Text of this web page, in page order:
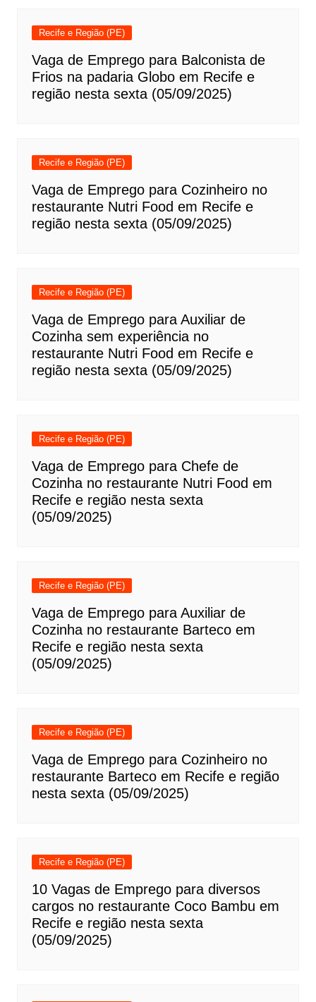
Recife e Região (PE)
Vaga de Emprego para Balconista de
Frios na padaria Globo em Recife e
região nesta sexta (05/09/2025)
Recife e Região (PE)
Vaga de Emprego para Cozinheiro no
restaurante Nutri Food em Recife e
região nesta sexta (05/09/2025)
Recife e Região (PE)
Vaga de Emprego para Auxiliar de
Cozinha sem experiência no
restaurante Nutri Food em Recife e
região nesta sexta (05/09/2025)
Recife e Região (PE)
Vaga de Emprego para Chefe de
Cozinha no restaurante Nutri Food em
Recife e região nesta sexta
(05/09/2025)
Recife e Região (PE)
Vaga de Emprego para Auxiliar de
Cozinha no restaurante Barteco em
Recife e região nesta sexta
(05/09/2025)
Recife e Região (PE)
Vaga de Emprego para Cozinheiro no
restaurante Barteco em Recife e região
nesta sexta (05/09/2025)
Recife e Região (PE)
10 Vagas de Emprego para diversos
cargos no restaurante Coco Bambu em
Recife e região nesta sexta
(05/09/2025)